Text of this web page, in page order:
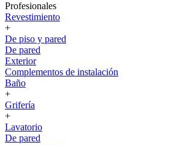
Profesionales
Revestimiento
+
De piso y pared
De pared
Exterior
Complementos de instalación
Baño
+
Grifería
+
Lavatorio
De pared